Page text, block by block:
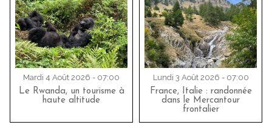
Mardi 4 Août 2026 - 07:00
Le Rwanda, un tourisme à
haute altitude
Lundi 3 Août 2026 - 07:00
France, Italie : randonnée
dans le Mercantour
frontalier